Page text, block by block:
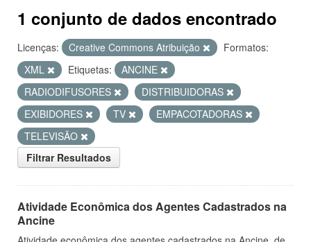
1 conjunto de dados encontrado
Licenças: Creative Commons Atribuição
Formatos:
XML
Etiquetas:
ANCINE
RADIODIFUSORES
DISTRIBUIDORAS
EXIBIDORES
TV
EMPACOTADORAS
TELEVISÃO
Filtrar Resultados
Atividade Econômica dos Agentes Cadastrados na
Ancine